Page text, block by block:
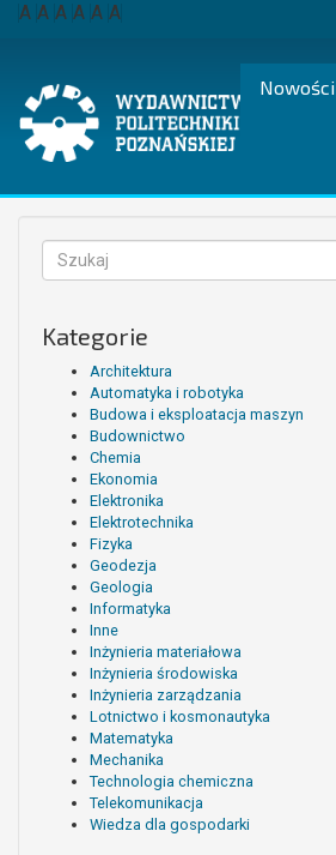
Przejdź
A A A A A A
Nowości
Formularz
wyszukiwania
Kategorie
Architektura
Automatyka i robotyka
Budowa i eksploatacja maszyn
Budownictwo
Chemia
Ekonomia
Elektronika
Elektrotechnika
Fizyka
Geodezja
Geologia
Informatyka
Inne
Inżynieria materiałowa
Inżynieria środowiska
Inżynieria zarządzania
Lotnictwo i kosmonautyka
Matematyka
Mechanika
Technologia chemiczna
Telekomunikacja
Wiedza dla gospodarki